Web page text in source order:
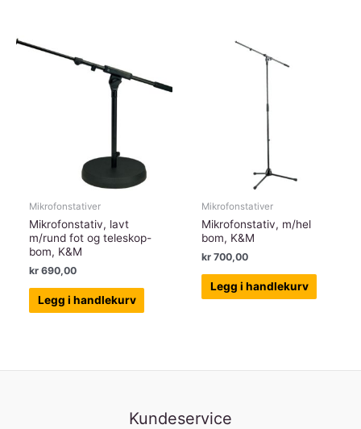
Mikrofonstativer
Mikrofonstativ, lavt
m/rund fot og teleskop-
bom, K&M
kr 690,00
Legg i handlekurv
Mikrofonstativer
Mikrofonstativ, m/hel
bom, K&M
kr 700,00
Legg i handlekurv
Kundeservice